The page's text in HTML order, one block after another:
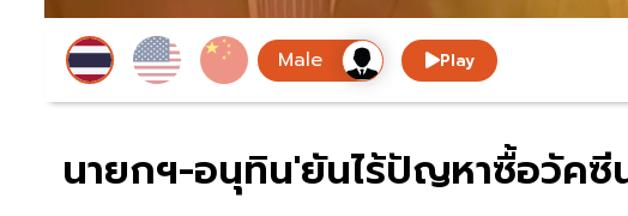
Play
นายกฯ-อนุทิน'ยันไร้ปัญหาซื้อวัค